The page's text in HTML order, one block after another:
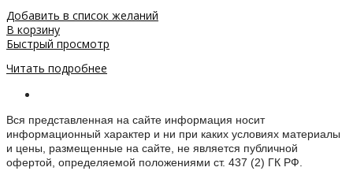
Добавить в список желаний
В корзину
Быстрый просмотр
Читать подробнее
Вся представленная на сайте информация носит
информационный характер и ни при каких условиях материалы
и цены, размещенные на сайте, не является публичной
офертой, определяемой положениями ст. 437 (2) ГК РФ.